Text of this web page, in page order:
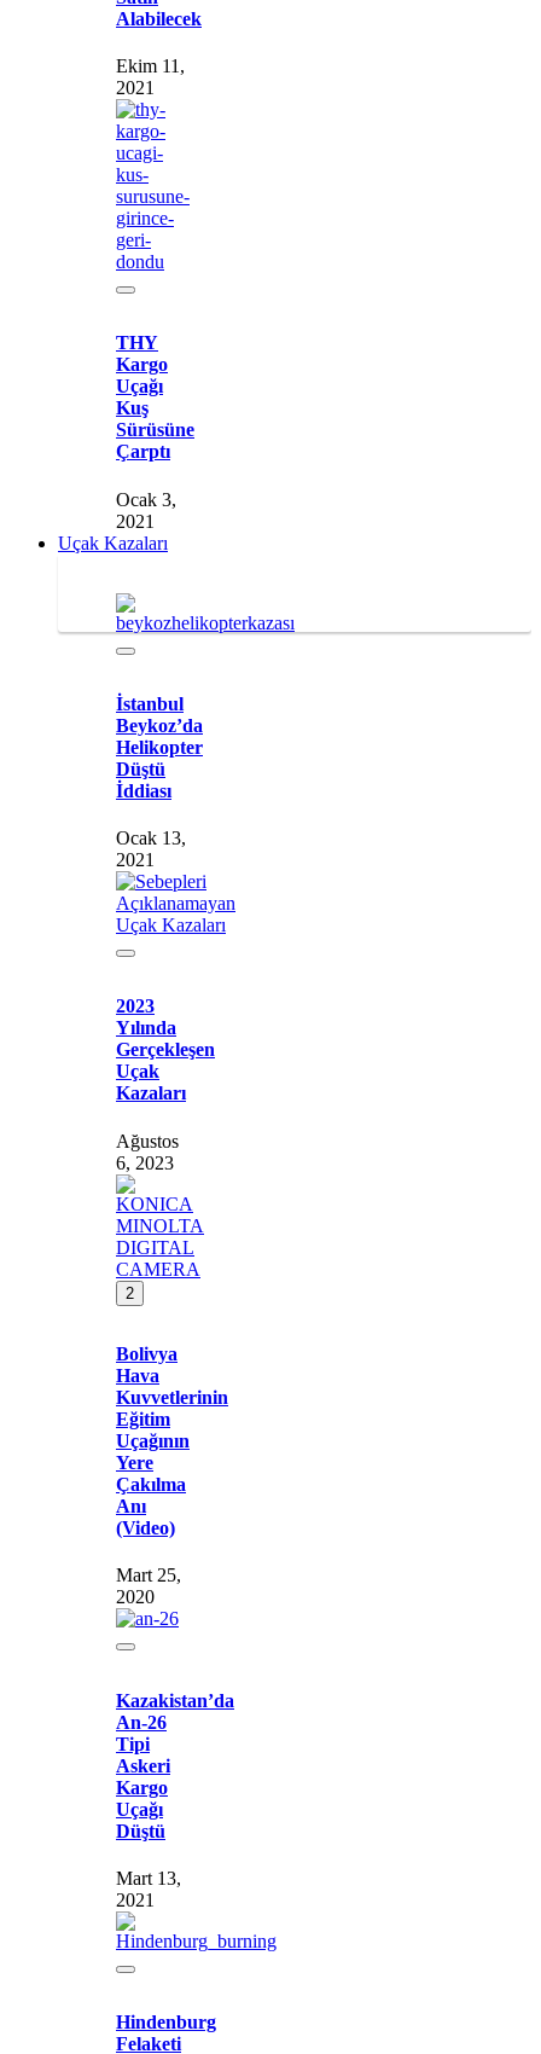
Alabilecek
Ekim 11,
2021
THY
Kargo
Uçağı
Kuş
Sürüsüne
Çarptı
Ocak 3,
2021
Uçak Kazaları
İstanbul
Beykoz’da
Helikopter
Düştü
İddiası
Ocak 13,
2021
2023
Yılında
Gerçekleşen
Uçak
Kazaları
Ağustos
6, 2023
2
Bolivya
Hava
Kuvvetlerinin
Eğitim
Uçağının
Yere
Çakılma
Anı
(Video)
Mart 25,
2020
Kazakistan’da
An-26
Tipi
Askeri
Kargo
Uçağı
Düştü
Mart 13,
2021
Hindenburg
Felaketi